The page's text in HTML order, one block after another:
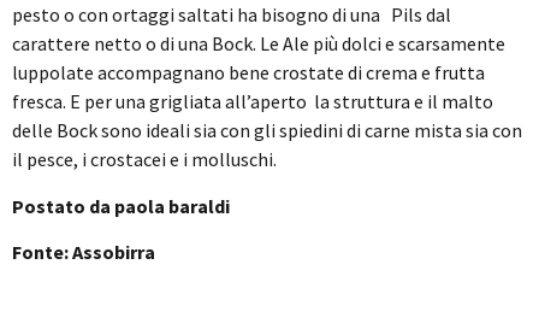
pesto o con ortaggi saltati ha bisogno di una Pils dal
carattere netto o di una Bock. Le Ale più dolci e scarsamente
luppolate accompagnano bene crostate di crema e frutta
fresca. E per una grigliata all’aperto la struttura e il malto
delle Bock sono ideali sia con gli spiedini di carne mista sia con
il pesce, i crostacei e i molluschi.
Postato da paola baraldi
Fonte: Assobirra